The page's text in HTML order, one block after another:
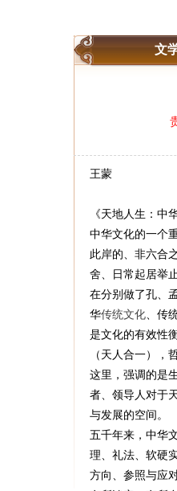
文
王蒙
《天地人生：中
中华文化的一个
此岸的、非六合
舍、日常起居举
在分别做了孔、
华传统文化 、传
是文化的有效性
（天人合一），
这里，强调的是
者、领导人对于
与发展的空间。
五千年来，中华
理、礼法、软硬
方向、参照与应